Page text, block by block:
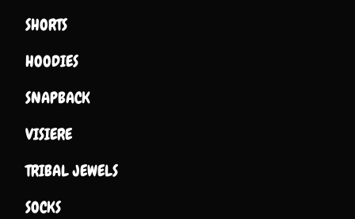
SHORTS
HOODIES
SNAPBACK
VISIERE
TRIBAL JEWELS
SOCKS